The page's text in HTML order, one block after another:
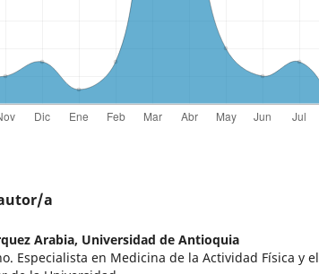
a
Arabia, Universidad de Antioquia
Especialista en Medicina de la Actividad Física y el